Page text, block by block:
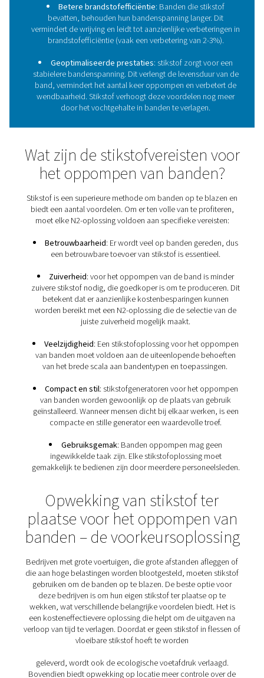
Welke rol speelt stikstof
oppompen van
Wat u in een band stopt, heeft een grote invloed op
haalt. Als inert en droog gas is stikstof (N2)
verschillende redenen de ideale keuze voor het
een band:
belastingen kunnen een band zwaar belasten en
dat deze explodeert. Het gebruik van stikstof
risico, omdat het het zuurstofgehalte in de band
Betere brandstofefficiëntie: Banden die
bevatten, behouden hun bandenspanning
vermindert de wrijving en leidt tot aanzienlijke
brandstofefficiëntie (vaak een verbetering van 2-
Geoptimaliseerde prestaties: stikstof zorgt
stabielere bandenspanning. Dit verlengt de
band, vermindert het aantal keer oppompen en
wendbaarheid. Stikstof verhoogt deze voordelen
Wat zijn de
het oppompen van
Stikstof is een superieure methode om banden op te
biedt een aantal voordelen. Om er ten volle van te
moet elke N2-oplossing voldoen aan specifieke
Betrouwbaarheid: Er wordt veel op banden
een betrouwbare toevoer van stikstof is
Zuiverheid : voor het oppompen van de band
zuivere stikstof nodig, die goedkoper is om te
betekent dat er aanzienlijke kostenbesparingen
worden bereikt met een N2-oplossing die de
juiste zuiverheid mogelijk maakt.
Veelzijdigheid: Een stikstofoplossing voor het
van banden moet voldoen aan de uiteenlopende
van het brede scala aan bandentypen en